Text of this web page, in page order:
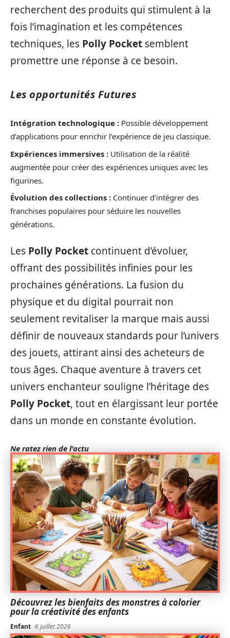
recherchent des produits qui stimulent à la
fois l’imagination et les compétences
techniques, les Polly Pocket semblent
promettre une réponse à ce besoin.
Les opportunités Futures
Intégration technologique : Possible développement
d’applications pour enrichir l’expérience de jeu classique.
Expériences immersives : Utilisation de la réalité
augmentée pour créer des expériences uniques avec les
figurines.
Évolution des collections : Continuer d’intégrer des
franchises populaires pour séduire les nouvelles
générations.
Les Polly Pocket continuent d’évoluer,
offrant des possibilités infinies pour les
prochaines générations. La fusion du
physique et du digital pourrait non
seulement revitaliser la marque mais aussi
définir de nouveaux standards pour l’univers
des jouets, attirant ainsi des acheteurs de
tous âges. Chaque aventure à travers cet
univers enchanteur souligne l’héritage des
Polly Pocket, tout en élargissant leur portée
dans un monde en constante évolution.
Ne ratez rien de l'actu
Découvrez les bienfaits des monstres à colorier
pour la créativité des enfants
Enfant 6 juillet 2026